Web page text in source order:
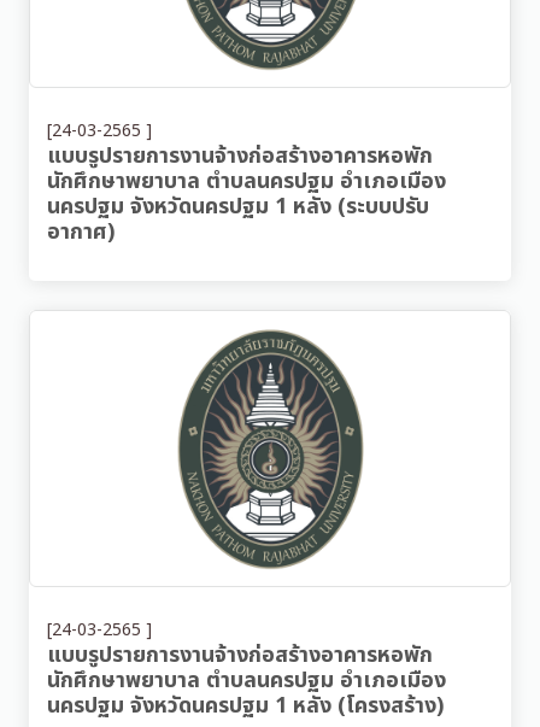
[24-03-2565 ]
แบบรูปรายการงานจ้างก่อสร้างอาคารหอพัก
นักศึกษาพยาบาล ตำบลนครปฐม อำเภอเมือง
นครปฐม จังหวัดนครปฐม 1 หลัง (ระบบปรับ
อากาศ)
[24-03-2565 ]
แบบรูปรายการงานจ้างก่อสร้างอาคารหอพัก
นักศึกษาพยาบาล ตำบลนครปฐม อำเภอเมือง
นครปฐม จังหวัดนครปฐม 1 หลัง (โครงสร้าง)